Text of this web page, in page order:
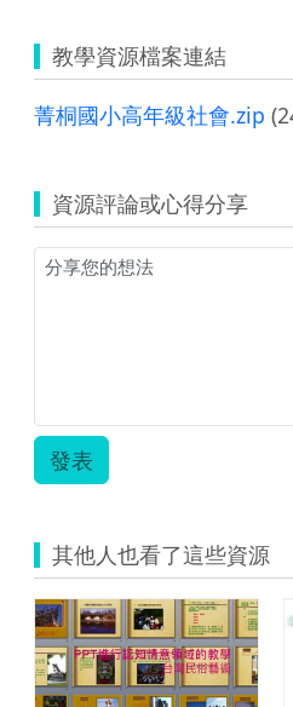
教學資源檔案連結
菁桐國小高年級社會.zip
資源評論或心得分享
發表
其他人也看了這些資源